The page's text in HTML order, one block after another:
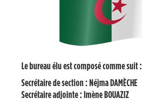
Le bureau élu est composé comme suit :
Secrétaire de section : Néjma DAMÈCHE
Secrétaire adjointe : Imène BOUAZIZ